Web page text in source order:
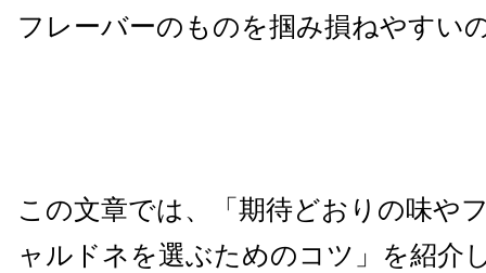
フレーバーのものを掴み損ねやすい
この文章では、「期待どおりの味や
ャルドネを選ぶためのコツ」を紹介